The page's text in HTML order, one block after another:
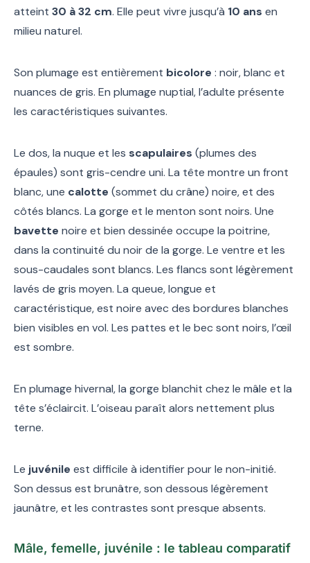
atteint 30 à 32 cm. Elle peut vivre jusqu’à 10 ans en
milieu naturel.
Son plumage est entièrement bicolore : noir, blanc et
nuances de gris. En plumage nuptial, l’adulte présente
les caractéristiques suivantes.
Le dos, la nuque et les scapulaires (plumes des
épaules) sont gris-cendre uni. La tête montre un front
blanc, une calotte (sommet du crâne) noire, et des
côtés blancs. La gorge et le menton sont noirs. Une
bavette noire et bien dessinée occupe la poitrine,
dans la continuité du noir de la gorge. Le ventre et les
sous-caudales sont blancs. Les flancs sont légèrement
lavés de gris moyen. La queue, longue et
caractéristique, est noire avec des bordures blanches
bien visibles en vol. Les pattes et le bec sont noirs, l’œil
est sombre.
En plumage hivernal, la gorge blanchit chez le mâle et la
tête s’éclaircit. L’oiseau paraît alors nettement plus
terne.
Le juvénile est difficile à identifier pour le non-initié.
Son dessus est brunâtre, son dessous légèrement
jaunâtre, et les contrastes sont presque absents.
Mâle, femelle, juvénile : le tableau comparatif